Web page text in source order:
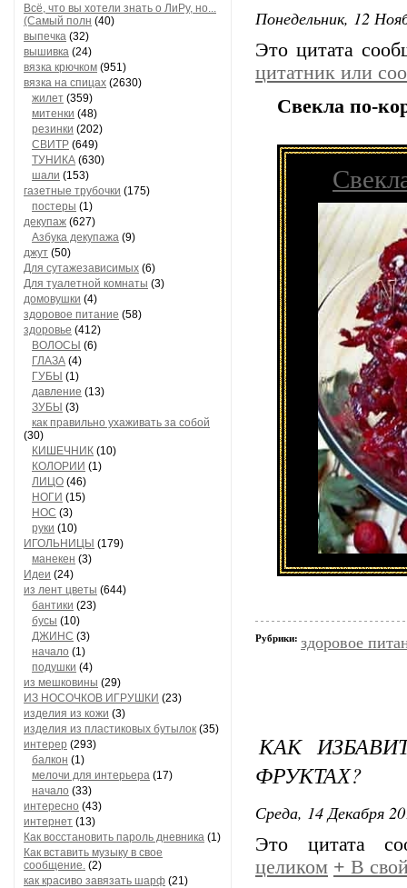
Всё, что вы хотели знать о ЛиРу, но...
(Самый полн (40)
выпечка (32)
вышивка (24)
вязка крючком (951)
вязка на спицах (2630)
жилет (359)
митенки (48)
резинки (202)
СВИТР (649)
ТУНИКА (630)
шали (153)
газетные трубочки (175)
постеры (1)
декупаж (627)
Азбука декупажа (9)
джут (50)
Для сутажезависимых (6)
Для туалетной комнаты (3)
домовушки (4)
здоровое питание (58)
здоровье (412)
ВОЛОСЫ (6)
ГЛАЗА (4)
ГУБЫ (1)
давление (13)
ЗУБЫ (3)
как правильно ухаживать за собой
(30)
КИШЕЧНИК (10)
КОЛОРИИ (1)
ЛИЦО (46)
НОГИ (15)
НОС (3)
руки (10)
ИГОЛЬНИЦЫ (179)
манекен (3)
Идеи (24)
из лент цветы (644)
бантики (23)
бусы (10)
ДЖИНС (3)
начало (1)
подушки (4)
из мешковины (29)
ИЗ НОСОЧКОВ ИГРУШКИ (23)
изделия из кожи (3)
изделия из пластиковых бутылок (35)
интерер (293)
балкон (1)
мелочи для интерьера (17)
начало (33)
интересно (43)
интернет (13)
Как восстановить пароль дневника (1)
Как вставить музыку в свое
сообщение. (2)
как красиво завязать шарф (21)
Понедельник, 12
Это цитата
цитатник или
Свекла по-
Свекла
пряно-
Для
Рубрики: здоровое
КАК
ФРУКТАХ?
Среда, 14 Декабря
Это цитата
целиком + В